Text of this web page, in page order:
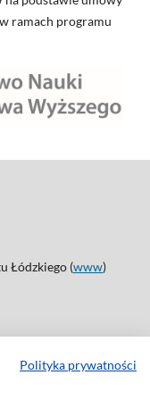
Polityka prywatności
ramach programu
Łódzkiego (www)
prosimy o kontakt